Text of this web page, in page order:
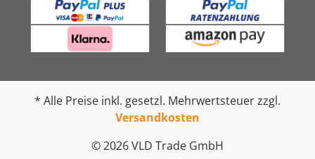
* Alle Preise inkl. gesetzl. Mehrwertsteuer zzgl.
Versandkosten
© 2026 VLD Trade GmbH